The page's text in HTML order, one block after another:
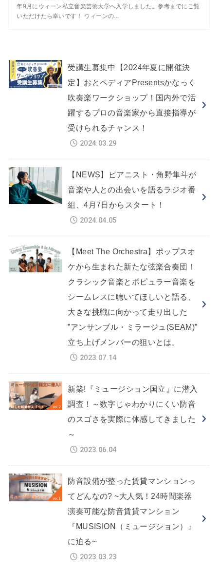
年9月にウィーン私立音楽芸術大学へ入学しました。参考までにご覧
いただけたら幸いです！ ウィーンの...
受講生募集中【2024年夏に開催決
定】おとペディアPresentsかなっく
吹奏楽ワークショップ！国内外で活
躍するプロの音楽家から直接指導が
受けられるチャンス！
2024.03.29
【NEWS】ピアニスト・角野隼斗が
音楽や人との出会いを語るラジオ番
組、4月7日からスタート！
2024.04.05
【Meet The Orchestra】ポップスオ
ケから生まれた新たな弦楽合奏団！
クラシック音楽とポピュラー音楽を
シームレスに聴いてほしいと語る、
大きな挑戦に向かって走り出した
”アンサンブル・ミラージュ(SEAM)”
立ち上げメンバーの狙いとは。
2023.07.14
新築!『ミュージション国立』に潜入
調査！～数字じゃわかりにくい防音
のスゴさを実際に体感してきました
～
2023.06.04
防音設備が整った賃貸マンションっ
てどんなの? ~大人気！24時間楽器
演奏可能な防音賃貸マンション
『MUSISION（ミュージション）』
に迫る~
2023.03.23